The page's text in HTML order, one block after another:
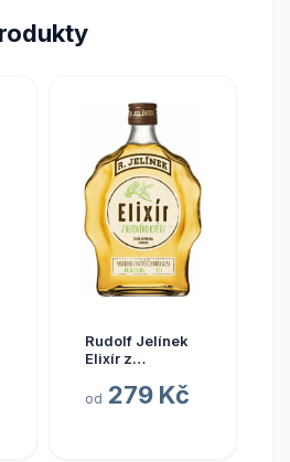
Rudolf Jelínek
Elixír z
14,7% 0,7l (holá
od 279 Kč